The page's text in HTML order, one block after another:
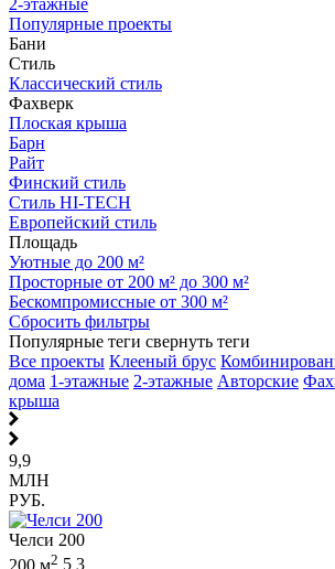
2-этажные
Популярные проекты
Бани
Стиль
Классический стиль
Фахверк
Плоская крыша
Барн
Райт
Финский стиль
Стиль HI-TECH
Европейский стиль
Площадь
Уютные до 200 м²
Просторные от 200 м² до 300 м²
Бескомпромиссные от 300 м²
Сбросить фильтры
Популярные теги свернуть теги
Все проекты Клееный брус
дома 1-этажные 2-этажные Авторские
крыша
9,9
МЛН
РУБ.
Челси 200
200 м2 5 3